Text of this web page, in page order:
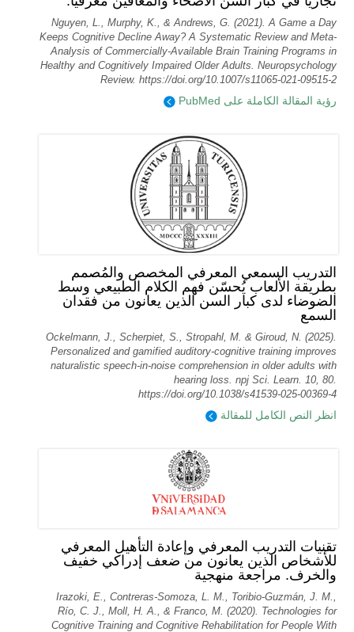
Nguyen, L., Murphy, K., & Andrews, G. (2021). A Game a Day
Keeps Cognitive Decline Away? A Systematic Review and Meta-
Analysis of Commercially-Available Brain Training Programs in
Healthy and Cognitively Impaired Older Adults. Neuropsychology
Review. https://doi.org/10.1007/s11065-021-09515-2
رؤية المقالة الكاملة على PubMed
التدريب السمعي المعرفي المخصص والمُصمم
بطريقة الألعاب يُحسّن فهم الكلام الطبيعي وسط
الضوضاء لدى كبار السن الذين يعانون من فقدان
السمع
Ockelmann, J., Scherpiet, S., Stropahl, M. & Giroud, N. (2025).
Personalized and gamified auditory-cognitive training improves
naturalistic speech-in-noise comprehension in older adults with
hearing loss. npj Sci. Learn. 10, 80.
https://doi.org/10.1038/s41539-025-00369-4
انظر النص الكامل للمقالة
تقنيات التدريب المعرفي وإعادة التأهيل المعرفي
للأشخاص الذين يعانون من ضعف إدراكي خفيف
والخرف. مراجعة منهجية
Irazoki, E., Contreras-Somoza, L. M., Toribio-Guzmán, J. M.,
Río, C. J., Moll, H. A., & Franco, M. (2020). Technologies for
Cognitive Training and Cognitive Rehabilitation for People With